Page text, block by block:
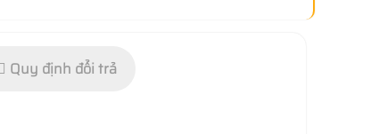
Quy định đổi trả